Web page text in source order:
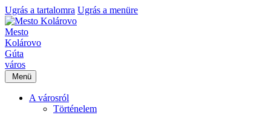
Ugrás a tartalomra Ugrás a menüre
Mesto
Kolárovo
Gúta
város
Menü
A városról
Történelem